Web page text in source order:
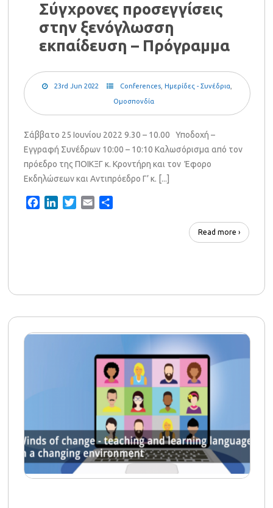
Σύγχρονες προσεγγίσεις
στην ξενόγλωσση
εκπαίδευση – Πρόγραμμα
23rd Jun 2022 Conferences, Ημερίδες - Συνέδρια
Ομοσπονδία
Σάββατο 25 Ιουνίου 2022 9.30 – 10.00 Υποδοχή –
Εγγραφή Συνέδρων 10:00 – 10:10 Καλωσόρισμα από τον
πρόεδρο της ΠΟΙΚΞΓ κ. Κροντήρη και τον Έφορο
Εκδηλώσεων και Αντιπρόεδρο Γ’ κ. [...]
FacebookLinkedInTwitterEmail
Read more ›